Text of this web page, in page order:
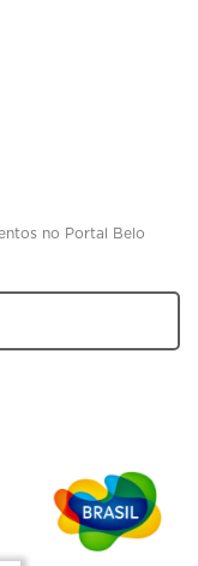
no Portal Belo